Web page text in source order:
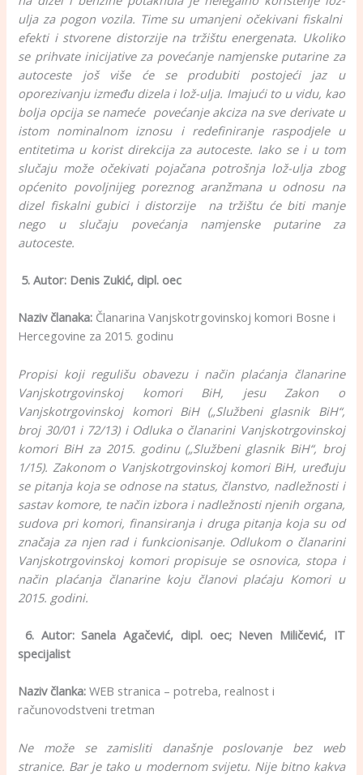
ulja za pogon vozila. Time su umanjeni očekivani fiskalni
efekti i stvorene distorzije na tržištu energenata. Ukoliko
se prihvate inicijative za povećanje namjenske putarine za
autoceste još više će se produbiti postojeći jaz u
oporezivanju između dizela i lož-ulja. Imajući to u vidu, kao
bolja opcija se nameće povećanje akciza na sve derivate u
istom nominalnom iznosu i redefiniranje raspodjele u
entitetima u korist direkcija za autoceste. Iako se i u tom
slučaju može očekivati pojačana potrošnja lož-ulja zbog
općenito povoljnijeg poreznog aranžmana u odnosu na
dizel fiskalni gubici i distorzije na tržištu će biti manje
nego u slučaju povećanja namjenske putarine za
autoceste.
5. Autor: Denis Zukić, dipl. oec
Naziv članaka: Članarina Vanjskotrgovinskoj komori Bosne i
Hercegovine za 2015. godinu
Propisi koji regulišu obavezu i način plaćanja članarine
Vanjskotrgovinskoj komori BiH, jesu Zakon o
Vanjskotrgovinskoj komori BiH („Službeni glasnik BiH“,
broj 30/01 i 72/13) i Odluka o članarini Vanjskotrgovinskoj
komori BiH za 2015. godinu („Službeni glasnik BiH“, broj
1/15). Zakonom o Vanjskotrgovinskoj komori BiH, uređuju
se pitanja koja se odnose na status, članstvo, nadležnosti i
sastav komore, te način izbora i nadležnosti njenih organa,
sudova pri komori, finansiranja i druga pitanja koja su od
značaja za njen rad i funkcionisanje. Odlukom o članarini
Vanjskotrgovinskoj komori propisuje se osnovica, stopa i
način plaćanja članarine koju članovi plaćaju Komori u
2015. godini.
6. Autor: Sanela Agačević, dipl. oec; Neven Miličević, IT
specijalist
Naziv članka:WEB stranica – potreba, realnost i
računovodstveni tretman
Ne može se zamisliti današnje poslovanje bez web
stranice. Bar je tako u modernom svijetu. Nije bitno kakva